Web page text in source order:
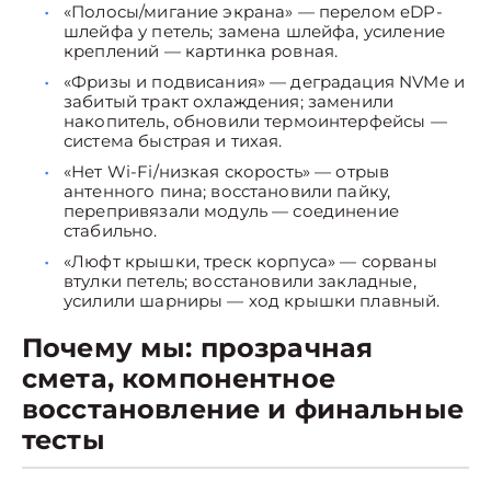
«Полосы/мигание экрана» — перелом eDP-
шлейфа у петель; замена шлейфа, усиление
креплений — картинка ровная.
«Фризы и подвисания» — деградация NVMe и
забитый тракт охлаждения; заменили
накопитель, обновили термоинтерфейсы —
система быстрая и тихая.
«Нет Wi-Fi/низкая скорость» — отрыв
антенного пина; восстановили пайку,
перепривязали модуль — соединение
стабильно.
«Люфт крышки, треск корпуса» — сорваны
втулки петель; восстановили закладные,
усилили шарниры — ход крышки плавный.
Почему мы: прозрачная
смета, компонентное
восстановление и финальные
тесты